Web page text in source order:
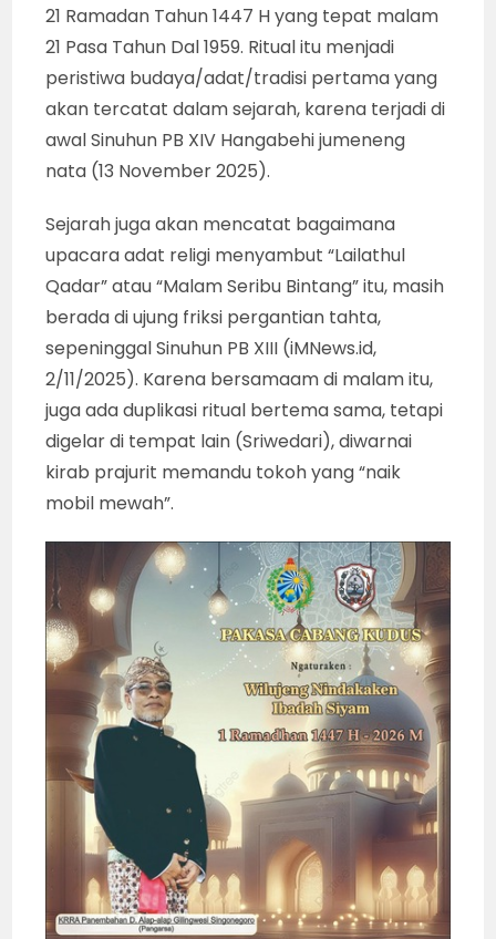
21 Ramadan Tahun 1447 H yang tepat malam
21 Pasa Tahun Dal 1959. Ritual itu menjadi
peristiwa budaya/adat/tradisi pertama yang
akan tercatat dalam sejarah, karena terjadi di
awal Sinuhun PB XIV Hangabehi jumeneng
nata (13 November 2025).
Sejarah juga akan mencatat bagaimana
upacara adat religi menyambut “Lailathul
Qadar” atau “Malam Seribu Bintang” itu, masih
berada di ujung friksi pergantian tahta,
sepeninggal Sinuhun PB XIII (iMNews.id,
2/11/2025). Karena bersamaam di malam itu,
juga ada duplikasi ritual bertema sama, tetapi
digelar di tempat lain (Sriwedari), diwarnai
kirab prajurit memandu tokoh yang “naik
mobil mewah”.